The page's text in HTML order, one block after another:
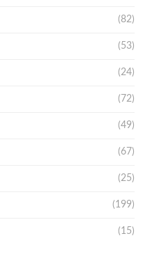
(82)
(53)
(24)
(72)
(49)
(67)
(25)
(199)
(15)